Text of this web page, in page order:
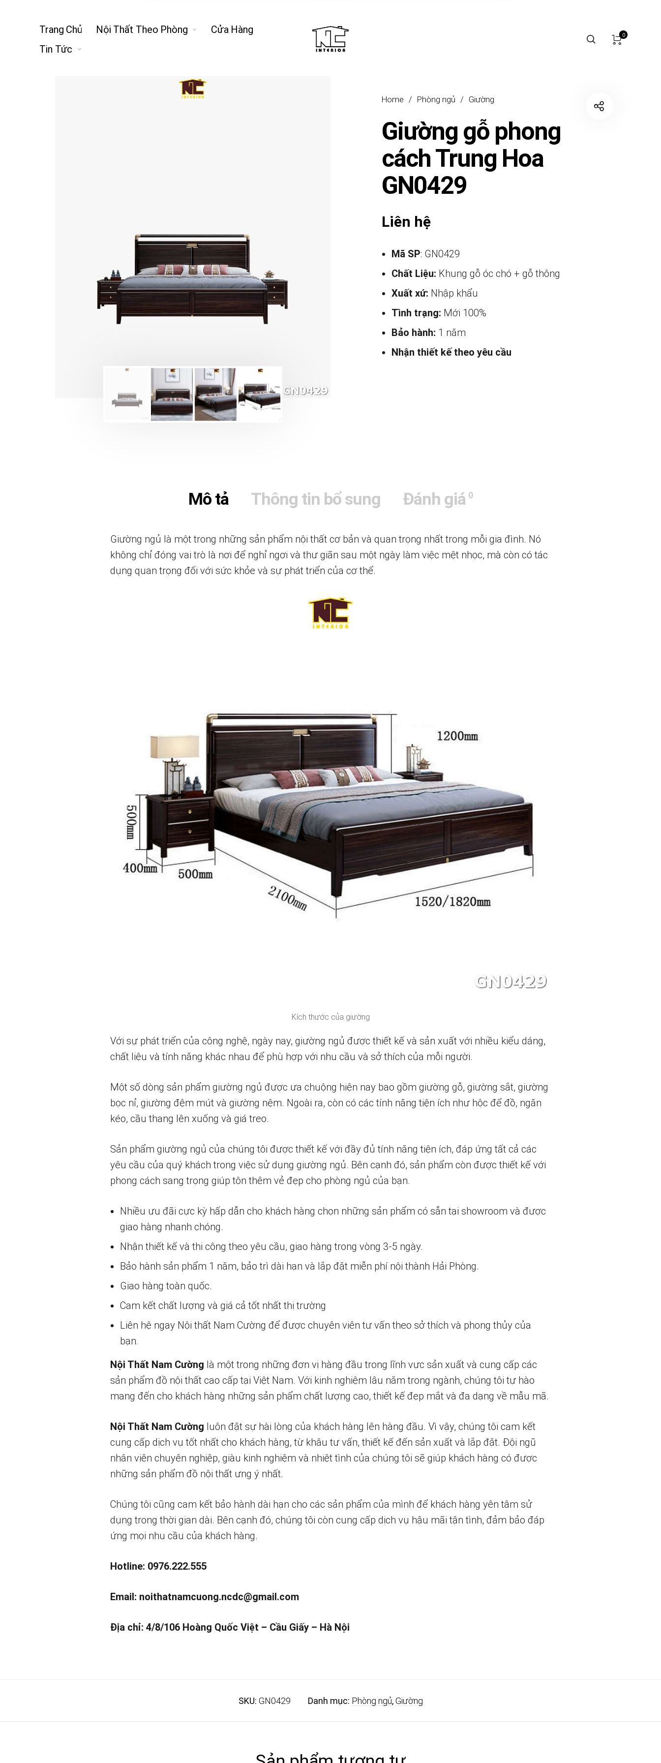
Trang Chủ Nội Thất Theo Phòng
Cửa Hàng
Tin Tức
0
Home / Phòng ngủ / Giường
Giường gỗ phong
cách Trung Hoa
GN0429
Liên hệ
Mã SP: GN0429
Chất Liệu: Khung gỗ óc chó + gỗ thông
Xuất xứ: Nhập khẩu
Tình trạng: Mới 100%
Bảo hành: 1 năm
Nhận thiết kế theo yêu cầu
Mô tả Thông tin bổ sung Đánh giá 0
Giường ngủ là một trong những sản phẩm nội thất cơ bản và quan trọng nhất trong mỗi gia đình. Nó
không chỉ đóng vai trò là nơi để nghỉ ngơi và thư giãn sau một ngày làm việc mệt nhọc, mà còn có tác
dụng quan trọng đối với sức khỏe và sự phát triển của cơ thể.
Kích thước của giường
Với sự phát triển của công nghệ, ngày nay, giường ngủ được thiết kế và sản xuất với nhiều kiểu dáng,
chất liệu và tính năng khác nhau để phù hợp với nhu cầu và sở thích của mỗi người.
Một số dòng sản phẩm giường ngủ được ưa chuộng hiện nay bao gồm giường gỗ, giường sắt, giường
bọc nỉ, giường đệm mút và giường nệm. Ngoài ra, còn có các tính năng tiện ích như hộc để đồ, ngăn
kéo, cầu thang lên xuống và giá treo.
Sản phẩm giường ngủ của chúng tôi được thiết kế với đầy đủ tính năng tiện ích, đáp ứng tất cả các
yêu cầu của quý khách trong việc sử dụng giường ngủ. Bên cạnh đó, sản phẩm còn được thiết kế với
phong cách sang trọng giúp tôn thêm vẻ đẹp cho phòng ngủ của bạn.
Nhiều ưu đãi cực kỳ hấp dẫn cho khách hàng chọn những sản phẩm có sẵn tại showroom và được
giao hàng nhanh chóng.
Nhận thiết kế và thi công theo yêu cầu, giao hàng trong vòng 3-5 ngày.
Bảo hành sản phẩm 1 năm, bảo trì dài hạn và lắp đặt miễn phí nội thành Hải Phòng.
Giao hàng toàn quốc.
Cam kết chất lượng và giá cả tốt nhất thị trường
Liên hệ ngay Nội thất Nam Cường để được chuyên viên tư vấn theo sở thích và phong thủy của
bạn.
Nội Thất Nam Cường là một trong những đơn vị hàng đầu trong lĩnh vực sản xuất và cung cấp các
sản phẩm đồ nội thất cao cấp tại Việt Nam. Với kinh nghiệm lâu năm trong ngành, chúng tôi tự hào
mang đến cho khách hàng những sản phẩm chất lượng cao, thiết kế đẹp mắt và đa dạng về mẫu mã.
Nội Thất Nam Cường luôn đặt sự hài lòng của khách hàng lên hàng đầu. Vì vậy, chúng tôi cam kết
cung cấp dịch vụ tốt nhất cho khách hàng, từ khâu tư vấn, thiết kế đến sản xuất và lắp đặt. Đội ngũ
nhân viên chuyên nghiệp, giàu kinh nghiệm và nhiệt tình của chúng tôi sẽ giúp khách hàng có được
những sản phẩm đồ nội thất ưng ý nhất.
Chúng tôi cũng cam kết bảo hành dài hạn cho các sản phẩm của mình để khách hàng yên tâm sử
dụng trong thời gian dài. Bên cạnh đó, chúng tôi còn cung cấp dịch vụ hậu mãi tận tình, đảm bảo đáp
ứng mọi nhu cầu của khách hàng.
Hotline: 0976.222.555
Email: noithatnamcuong.ncdc@gmail.com
Địa chỉ: 4/8/106 Hoàng Quốc Việt – Cầu Giấy – Hà Nội
SKU: GN0429 Danh mục: Phòng ngủ,Giường